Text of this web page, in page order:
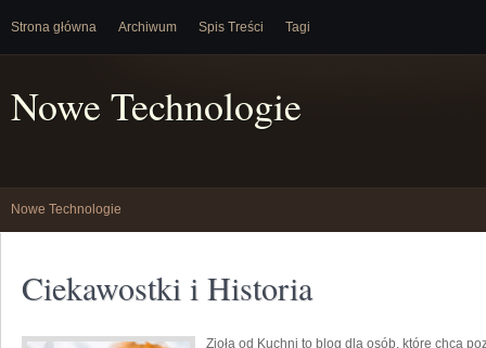
Strona główna Archiwum Spis Treści Tagi
Nowe Technologie
Nowe Technologie
Ciekawostki i Historia
Zioła od Kuchni to blog dla osób, które chcą